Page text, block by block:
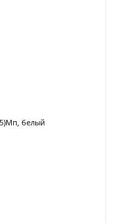
белый